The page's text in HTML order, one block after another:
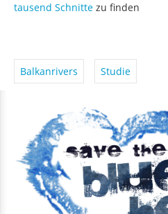
tausend Schnitte zu finden
Balkanrivers Studie